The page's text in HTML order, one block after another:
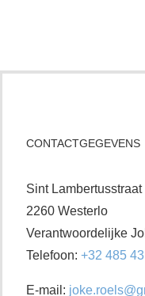
CONTACTGEGEVENS
Sint Lambertusstraat
2260 Westerlo
Verantwoordelijke
Telefoon: +32 485
E-mail: